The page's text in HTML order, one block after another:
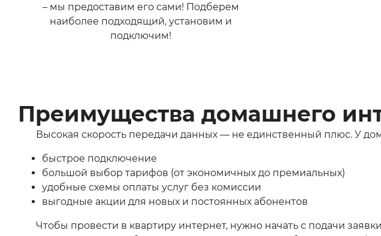
– мы предоставим его сами! Подберем
наиболее подходящий, установим и
подключим!
Преимущества домашнего
Высокая скорость передачи данных — не единственный плюс. У
быстрое подключение
большой выбор тарифов (от экономичных до премиальных)
удобные схемы оплаты услуг без комиссии
выгодные акции для новых и постоянных абонентов
Чтобы провести в квартиру интернет, нужно начать с подачи